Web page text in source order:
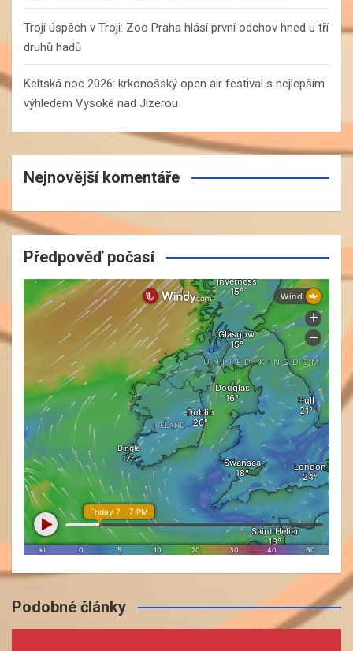
Trojí úspěch v Troji: Zoo Praha hlásí první odchov hned u tří
druhů hadů
Keltská noc 2026: krkonošský open air festival s nejlepším
výhledem Vysoké nad Jizerou
Nejnovější komentáře
Předpověď počasí
Podobné články